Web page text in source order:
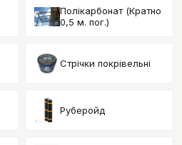
Полікарбонат (Кратно
0,5 м. пог.)
Стрічки покрівельні
Руберойд